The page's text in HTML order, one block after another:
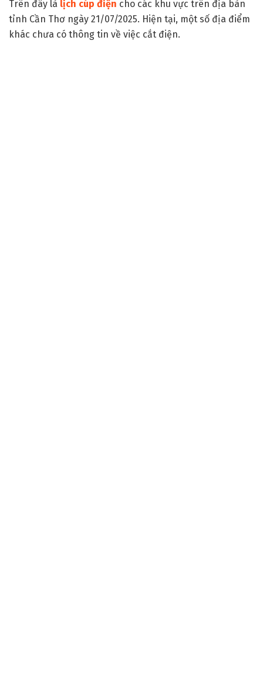
Trên đây là lịch cúp điện cho các khu vực trên địa bàn
tỉnh Cần Thơ ngày 21/07/2025. Hiện tại, một số địa điểm
khác chưa có thông tin về việc cắt điện.